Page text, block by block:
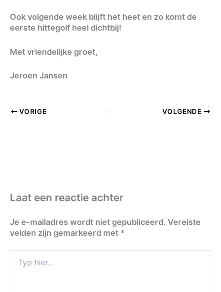
Ook volgende week blijft het heet en zo komt de
eerste hittegolf heel dichtbij!
Met vriendelijke groet,
Jeroen Jansen
VORIGE VOLGENDE
Laat een reactie achter
Je e-mailadres wordt niet gepubliceerd. Vereiste
velden zijn gemarkeerd met *
hier...